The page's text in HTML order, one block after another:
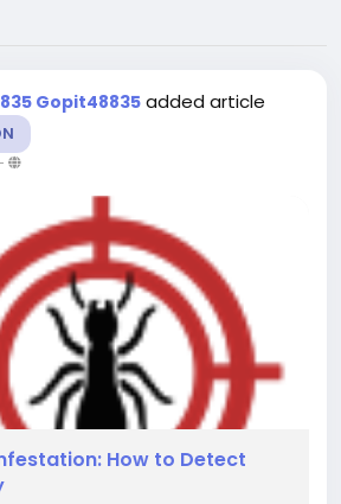
Gopit48835 added article
How to Detect